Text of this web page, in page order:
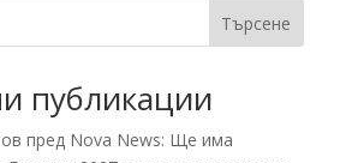
Търсене
публикации
пред Nova News: Ще има